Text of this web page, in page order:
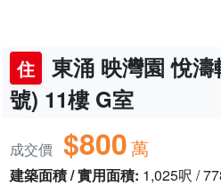
住
東涌 映灣園 悅濤
號) 11樓 G室
成交價 $800萬
建築面積 / 實用面積: 1,025呎 /